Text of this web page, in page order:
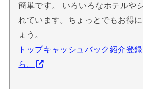
簡単です。 いろいろなホテルや
れています。ちょっとでもお得
ょう。
トップキャッシュバック紹介登
ら。